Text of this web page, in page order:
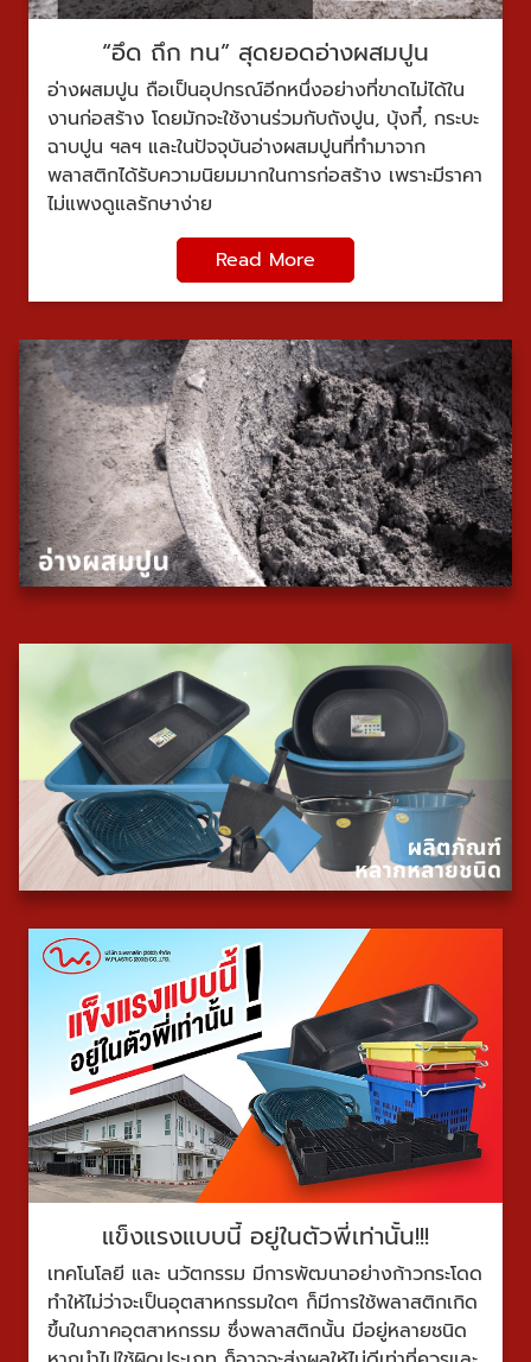
“อึด ถึก ทน” สุดยอดอ่างผสมปูน
อ่างผสมปูน ถือเป็นอุปกรณ์อีกหนึ่งอย่างที่ขาดไม่ได้ใน
งานก่อสร้าง โดยมักจะใช้งานร่วมกับถังปูน, บุ้งกี๋, กระบะ
ฉาบปูน ฯลฯ และในปัจจุบันอ่างผสมปูนที่ทำมาจาก
พลาสติกได้รับความนิยมมากในการก่อสร้าง เพราะมีราคา
ไม่แพงดูแลรักษาง่าย
Read More
แข็งแรงแบบนี้ อยู่ในตัวพี่เท่านั้น!!!
เทคโนโลยี และ นวัตกรรม มีการพัฒนาอย่างก้าวกระโดด
ทำให้ไม่ว่าจะเป็นอุตสาหกรรมใดๆ ก็มีการใช้พลาสติกเกิด
ขึ้นในภาคอุตสาหกรรม ซึ่งพลาสติกนั้น มีอยู่หลายชนิด